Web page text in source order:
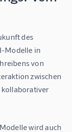
des
Modelle in
von
zwischen
kollaborativer
wird auch